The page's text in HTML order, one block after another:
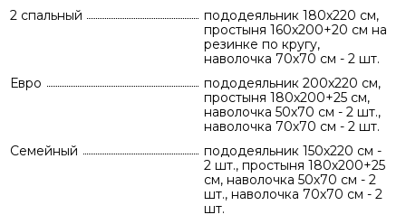
2 спальный
пододеяльник 180х220 см,
простыня 160х200+20 см на
резинке по кругу,
наволочка 70х70 см - 2 шт.
Евро
пододеяльник 200х220 см,
простыня 180х200+25 см,
наволочка 50х70 см - 2 шт.,
наволочка 70х70 см - 2 шт.
Семейный
пододеяльник 150х220 см -
2 шт., простыня 180х200+25
см, наволочка 50х70 см - 2
шт., наволочка 70х70 см - 2
шт.